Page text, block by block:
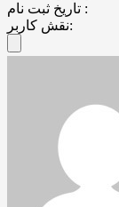
تاریخ ثبت نام :
نقش کاربر: